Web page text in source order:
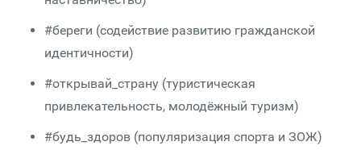
#береги (содействие развитию гражданской
идентичности)
#открывай_страну (туристическая
привлекательность, молодёжный туризм)
#будь_здоров (популяризация спорта и ЗОЖ)